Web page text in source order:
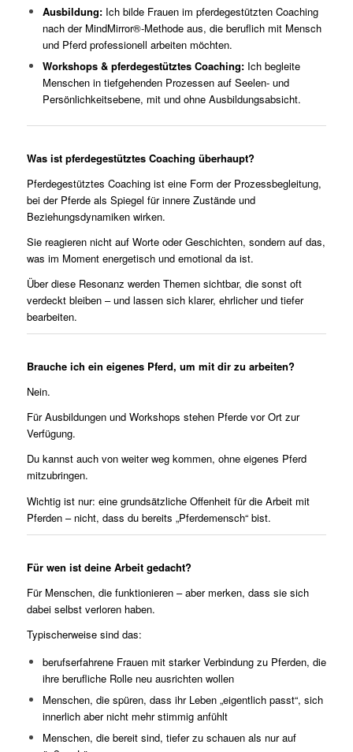
Ausbildung:Ich bilde Frauen im pferdegestützten Coaching
nach der MindMirror®‑Methode aus, die beruflich mit Mensch
und Pferd professionell arbeiten möchten.
Workshops & pferdegestütztes Coaching:Ich begleite
Menschen in tiefgehenden Prozessen auf Seelen‑ und
Persönlichkeitsebene, mit und ohne Ausbildungsabsicht.
Was ist pferdegestütztes Coaching überhaupt?
Pferdegestütztes Coaching ist eine Form der Prozessbegleitung,
bei der Pferde als Spiegel für innere Zustände und
Beziehungsdynamiken wirken.
Sie reagieren nicht auf Worte oder Geschichten, sondern auf das,
was im Moment energetisch und emotional da ist.
Über diese Resonanz werden Themen sichtbar, die sonst oft
verdeckt bleiben – und lassen sich klarer, ehrlicher und tiefer
bearbeiten.
Brauche ich ein eigenes Pferd, um mit dir zu arbeiten?
Nein.
Für Ausbildungen und Workshops stehen Pferde vor Ort zur
Verfügung.
Du kannst auch von weiter weg kommen, ohne eigenes Pferd
mitzubringen.
Wichtig ist nur: eine grundsätzliche Offenheit für die Arbeit mit
Pferden – nicht, dass du bereits „Pferdemensch“ bist.
Für wen ist deine Arbeit gedacht?
Für Menschen, die funktionieren – aber merken, dass sie sich
dabei selbst verloren haben.
Typischerweise sind das:
berufserfahrene Frauen mit starker Verbindung zu Pferden, die
ihre berufliche Rolle neu ausrichten wollen
Menschen, die spüren, dass ihr Leben „eigentlich passt“, sich
innerlich aber nicht mehr stimmig anfühlt
Menschen, die bereit sind, tiefer zu schauen als nur auf